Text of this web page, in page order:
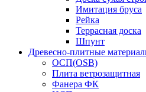
Имитация бруса
Рейка
Террасная доска
Шпунт
Древесно-плитные
ОСП(OSB)
Плита ветрозащитная
Фанера ФК